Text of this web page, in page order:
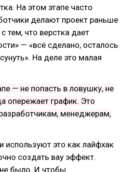
На этом этапе часто
делают проект раньше
тем, что верстка дает
— «всё сделано, осталось
На деле это малая
— не попасть в ловушку, не
опережает график. Это
менеджерам,
используют это как лайфхак
создать вау эффект.
было. И чтобы